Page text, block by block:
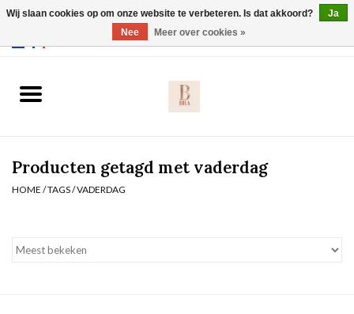
Slip
Nachtmode
Producten getagd met vaderdag
HOME /TAGS/VADERDAG
Wij slaan cookies op om onze website te verbeteren. Is dat akkoord?
Ja
Nee
Meer over cookies »
Webshop werkt met EU maten. .